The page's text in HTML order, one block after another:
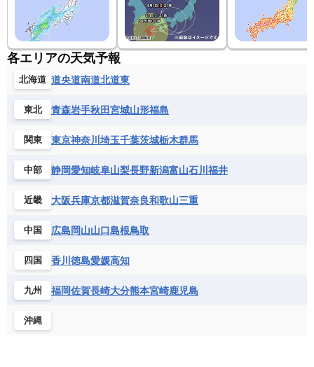
各エリアの天気予報
北海道 道央道南道北道東
東北 青森岩手秋田宮城山形福島
関東 東京神奈川 埼玉千葉茨城栃木群馬
中部 静岡愛知岐阜山梨長野新潟富山石川 福井
近畿 大阪兵庫京都滋賀奈良和歌山三重
中国 広島岡山山口島根鳥取
四国 香川 徳島愛媛高知
九州 福岡佐賀長崎大分熊本宮崎鹿児島
沖縄